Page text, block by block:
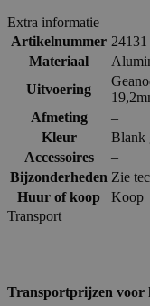
Extra informatie
Artikelnummer 24131
Materiaal
Uitvoering
Afmeting
–
Kleur
Blank
Accessoires
–
Bijzonderheden Zie
Huur of koop
Koop
Transport
Transportprijzen voor